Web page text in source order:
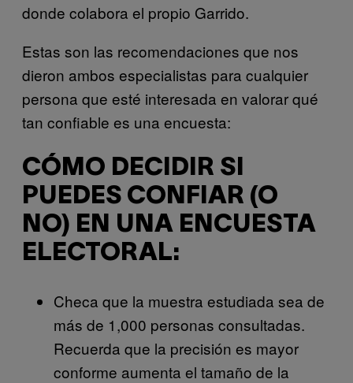
donde colabora el propio Garrido.
Estas son las recomendaciones que nos
dieron ambos especialistas para cualquier
persona que esté interesada en valorar qué
tan confiable es una encuesta:
CÓMO DECIDIR SI
PUEDES CONFIAR (O
NO) EN UNA ENCUESTA
ELECTORAL:
Checa que la muestra estudiada sea de
más de 1,000 personas consultadas.
Recuerda que la precisión es mayor
conforme aumenta el tamaño de la